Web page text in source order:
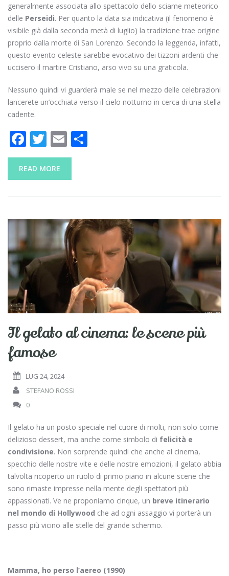
generalmente associata allo spettacolo dello sciame meteorico
delle Perseidi. Per quanto la data sia indicativa (il fenomeno è
visibile già dalla seconda metà di luglio) la tradizione trae origine
proprio dalla morte di San Lorenzo. Secondo la leggenda, infatti,
questo evento celeste sarebbe evocativo dei tizzoni ardenti che
uccisero il martire Cristiano, arso vivo su una graticola.
Nessuno quindi vi guarderà male se nel mezzo delle celebrazioni
lancerete un’occhiata verso il cielo notturno in cerca di una stella
cadente.
F
ac
e
o
k
T
w
itt
E
m
di
READ MORE
Il gelato al cinema: le scene più
famose
LUG 24, 2024
STEFANO ROSSI
0
Il gelato ha un posto speciale nel cuore di molti, non solo come
delizioso dessert, ma anche come simbolo di felicità e
condivisione. Non sorprende quindi che anche al cinema,
specchio delle nostre vite e delle nostre emozioni, il gelato abbia
talvolta ricoperto un ruolo di primo piano in alcune scene che
sono rimaste impresse nella mente degli spettatori più
appassionati. Ve ne proponiamo cinque, un breve itinerario
nel mondo di Hollywood che ad ogni assaggio vi porterà un
passo più vicino alle stelle del grande schermo.
Mamma, ho perso l’aereo (1990)